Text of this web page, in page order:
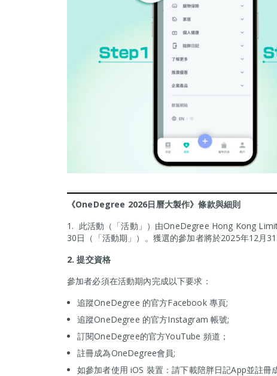
《OneDegree 2026日曆大製作》條款與細則
1. 此活動（「活動」）由OneDegree Hong Kong
30日（「活動期」）。獲選的參加者將於2025年12月
2.提交資格
參加者必須在活動期內完成以下要求：
追蹤OneDegree 的官方Facebook 專頁;
追蹤OneDegree 的官方Instagram 帳號;
訂閱OneDegree的官方YouTube 頻道；
註冊成為OneDegree會員;
如參加者使用 iOS 裝置：請下載陪胖日記App並註冊